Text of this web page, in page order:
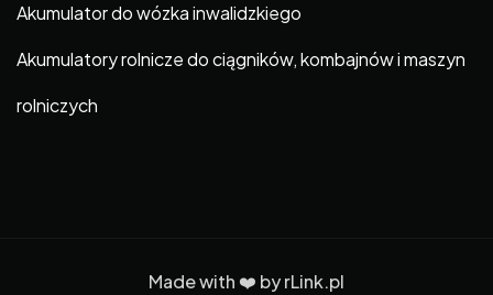
Akumulator do wózka inwalidzkiego
Akumulatory rolnicze do ciągników, kombajnów i maszyn
rolniczych
Made with ❤️ byrLink.pl